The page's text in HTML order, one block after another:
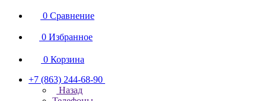
0 Сравнение
0 Избранное
0 Корзина
+7 (863) 244-68-90
Назад